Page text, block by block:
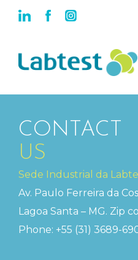
CONTACT
US
Sede Industrial da
Av. Paulo Ferreira da
Lagoa Santa – MG. Zip
Phone: +55 (31) 3689-